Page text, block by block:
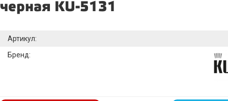
черная KU-5131
Артикул:
Бренд: